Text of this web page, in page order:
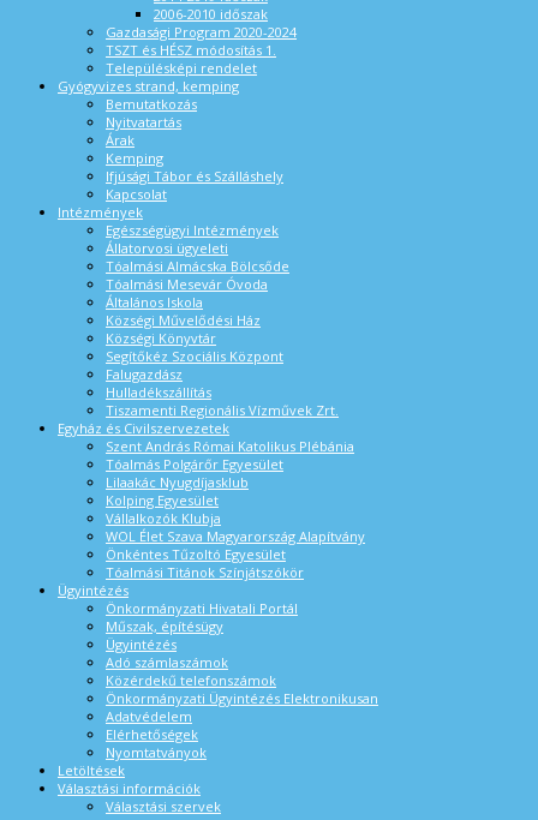
2006-2010 időszak
Gazdasági Program 2020-2024
TSZT és HÉSZ módosítás 1.
Településképi rendelet
Gyógyvizes strand, kemping
Bemutatkozás
Nyitvatartás
Árak
Kemping
Ifjúsági Tábor és Szálláshely
Kapcsolat
Intézmények
Egészségügyi Intézmények
Állatorvosi ügyeleti
Tóalmási Almácska Bölcsőde
Tóalmási Mesevár Óvoda
Általános Iskola
Községi Művelődési Ház
Községi Könyvtár
Segítőkéz Szociális Központ
Falugazdász
Hulladékszállítás
Tiszamenti Regionális Vízművek Zrt.
Egyház és Civilszervezetek
Szent András Római Katolikus Plébánia
Tóalmás Polgárőr Egyesület
Lilaakác Nyugdíjasklub
Kolping Egyesület
Vállalkozók Klubja
WOL Élet Szava Magyarország Alapítvány
Önkéntes Tűzoltó Egyesület
Tóalmási Titánok Színjátszókör
Ügyintézés
Önkormányzati Hivatali Portál
Műszak, építésügy
Ügyintézés
Adó számlaszámok
Közérdekű telefonszámok
Önkormányzati Ügyintézés Elektronikusan
Adatvédelem
Elérhetőségek
Nyomtatványok
Letöltések
Választási információk
Választási szervek